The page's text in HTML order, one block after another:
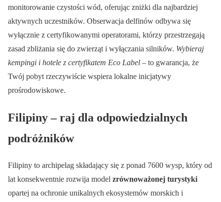
monitorowanie czystości wód, oferując zniżki dla najbardziej
aktywnych uczestników. Obserwacja delfinów odbywa się
wyłącznie z certyfikowanymi operatorami, którzy przestrzegają
zasad zbliżania się do zwierząt i wyłączania silników. Wybieraj
kempingi i hotele z certyfikatem Eco Label – to gwarancja, że
Twój pobyt rzeczywiście wspiera lokalne inicjatywy
prośrodowiskowe.
Filipiny – raj dla odpowiedzialnych
podróżników
Filipiny to archipelag składający się z ponad 7600 wysp, który od
lat konsekwentnie rozwija model zrównoważonej turystyki
opartej na ochronie unikalnych ekosystemów morskich i